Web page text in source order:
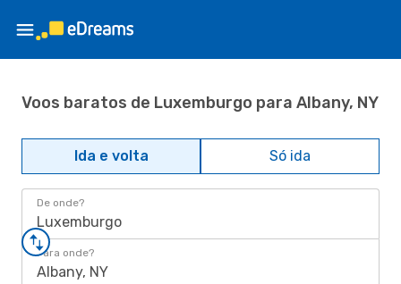
Voos baratos de Luxemburgo para Albany, NY
Ida e volta Só ida
De onde?
Luxemburgo
Para onde?
Albany, NY